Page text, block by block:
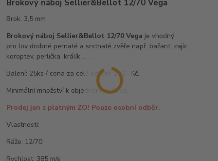
Brokový náboj Sellier&Bellot 12/70 Vega
Brok: 3,5 mm
Brokový náboj Sellier&Bellot 12/70 Vega je vhodný
pro lov drobné pernaté a srstnaté zvěře např. bažant, zajíc,
koroptev, perlička, králík ........
Balení: 25ks / cena za celé balení: 250,- Kč.
Minimální množství k objednání je 25 ks.
Prodej jen s platným ZO! Pouze osobní odběr.
Vlastnosti:
Ráže: 12/70
Rychlost: 385 m/s